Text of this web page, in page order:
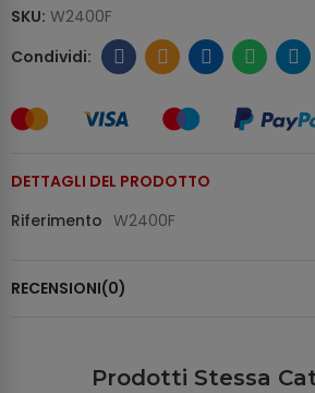
SKU: W2400F
DETTAGLI DEL PRODOTTO
Riferimento W2400F
RECENSIONI(0)
Prodotti Stessa